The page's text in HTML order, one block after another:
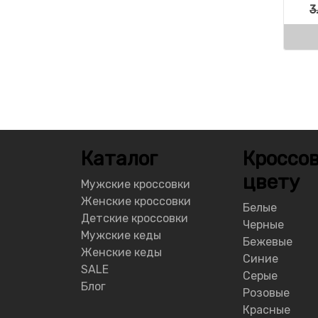
Каталог
Мужские кроссовки
Женские кроссовки
Детские кроссовки
Мужские кеды
Женские кеды
SALE
Блог
цвету
Белые
Черные
Бежевые
Синие
Серые
Розовые
Красные